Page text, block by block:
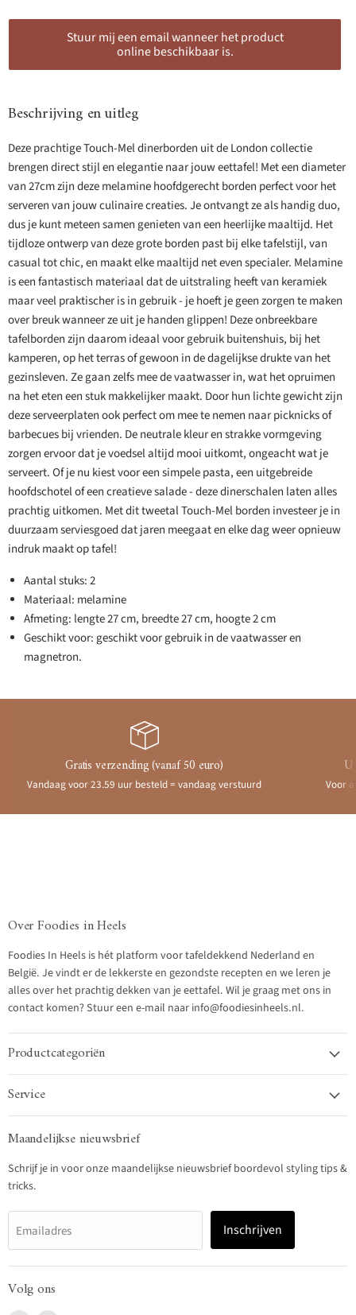
Stuur mij een email wanneer het product
online beschikbaar is.
Beschrijving en uitleg
Deze prachtige Touch-Mel dinerborden uit de London collectie
brengen direct stijl en elegantie naar jouw eettafel! Met een diameter
van 27cm zijn deze melamine hoofdgerecht borden perfect voor het
serveren van jouw culinaire creaties. Je ontvangt ze als handig duo,
dus je kunt meteen samen genieten van een heerlijke maaltijd. Het
tijdloze ontwerp van deze grote borden past bij elke tafelstijl, van
casual tot chic, en maakt elke maaltijd net even specialer. Melamine
is een fantastisch materiaal dat de uitstraling heeft van keramiek
maar veel praktischer is in gebruik - je hoeft je geen zorgen te maken
over breuk wanneer ze uit je handen glippen! Deze onbreekbare
tafelborden zijn daarom ideaal voor gebruik buitenshuis, bij het
kamperen, op het terras of gewoon in de dagelijkse drukte van het
gezinsleven. Ze gaan zelfs mee de vaatwasser in, wat het opruimen
na het eten een stuk makkelijker maakt. Door hun lichte gewicht zijn
deze serveerplaten ook perfect om mee te nemen naar picknicks of
barbecues bij vrienden. De neutrale kleur en strakke vormgeving
zorgen ervoor dat je voedsel altijd mooi uitkomt, ongeacht wat je
serveert. Of je nu kiest voor een simpele pasta, een uitgebreide
hoofdschotel of een creatieve salade - deze dinerschalen laten alles
prachtig uitkomen. Met dit tweetal Touch-Mel borden investeer je in
duurzaam serviesgoed dat jaren meegaat en elke dag weer opnieuw
indruk maakt op tafel!
Aantal stuks: 2
Materiaal: melamine
Afmeting: lengte 27 cm, breedte 27 cm, hoogte 2 cm
Geschikt voor: geschikt voor gebruik in de vaatwasser en
magnetron.
Gratis verzending (vanaf 50 euro)
Vandaag voor 23.59 uur besteld = vandaag verstuurd Voor
Over Foodies in Heels
Foodies In Heels is hét platform voor tafeldekkend Nederland en
België. Je vindt er de lekkerste en gezondste recepten en we leren je
alles over het prachtig dekken van je eettafel. Wil je graag met ons in
contact komen? Stuur een e-mail naar info@foodiesinheels.nl.
Productcategoriën
Service
Maandelijkse nieuwsbrief
Schrijf je in voor onze maandelijkse nieuwsbrief boordevol styling tips &
tricks.
Emailadres Inschrijven
Volg ons